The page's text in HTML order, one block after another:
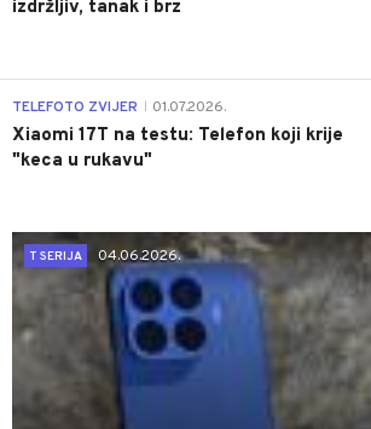
izdržljiv, tanak i brz
TELEFOTO ZVIJER 01.07.2026.
Xiaomi 17T na testu: Telefon koji krije
"keca u rukavu"
T SERIJA
04.06.2026.